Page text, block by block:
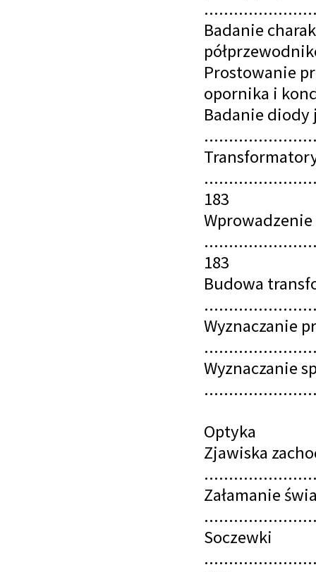
Badanie
Prostowanie
opornika i
Badanie diody
183
Wprowadzenie
183
Budowa
Wyznaczanie
Wyznaczanie
Optyka
Zjawiska
Załamanie
Soczewki